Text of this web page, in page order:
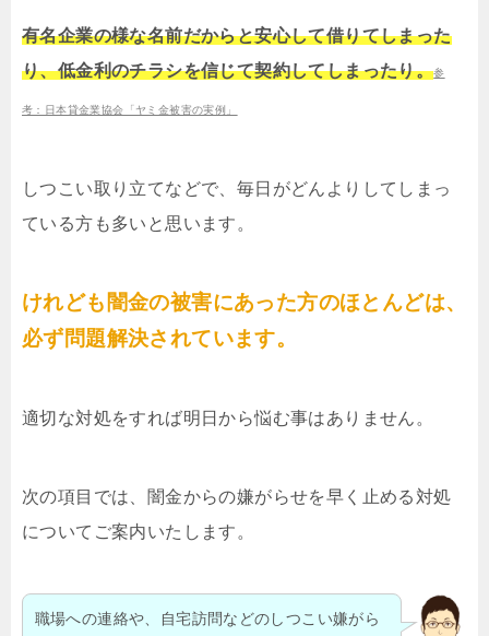
有名企業の様な名前だからと安心して借りてしまった
り、低金利のチラシを信じて契約してしまったり。参
考：日本貸金業協会「ヤミ金被害の実例」
しつこい取り立てなどで、毎日がどんよりしてしまっ
ている方も多いと思います。
けれども闇金の被害にあった方のほとんどは、
必ず問題解決されています。
適切な対処をすれば明日から悩む事はありません。
次の項目では、闇金からの嫌がらせを早く止める対処
についてご案内いたします。
職場への連絡や、自宅訪問などのしつこい嫌がら